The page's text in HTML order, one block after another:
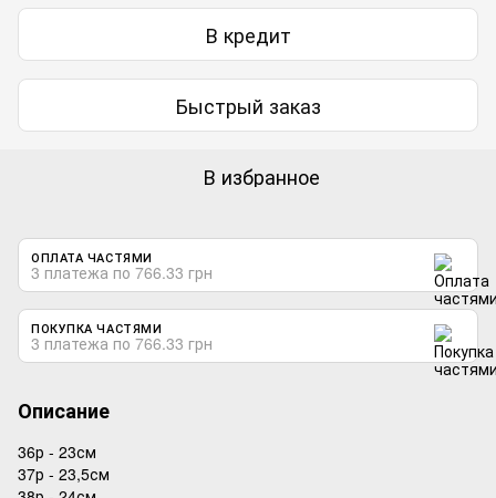
В кредит
Быстрый заказ
В избранное
ОПЛАТА ЧАСТЯМИ
3 платежа по 766.33 грн
ПОКУПКА ЧАСТЯМИ
3 платежа по 766.33 грн
Описание
36р - 23см
37р - 23,5см